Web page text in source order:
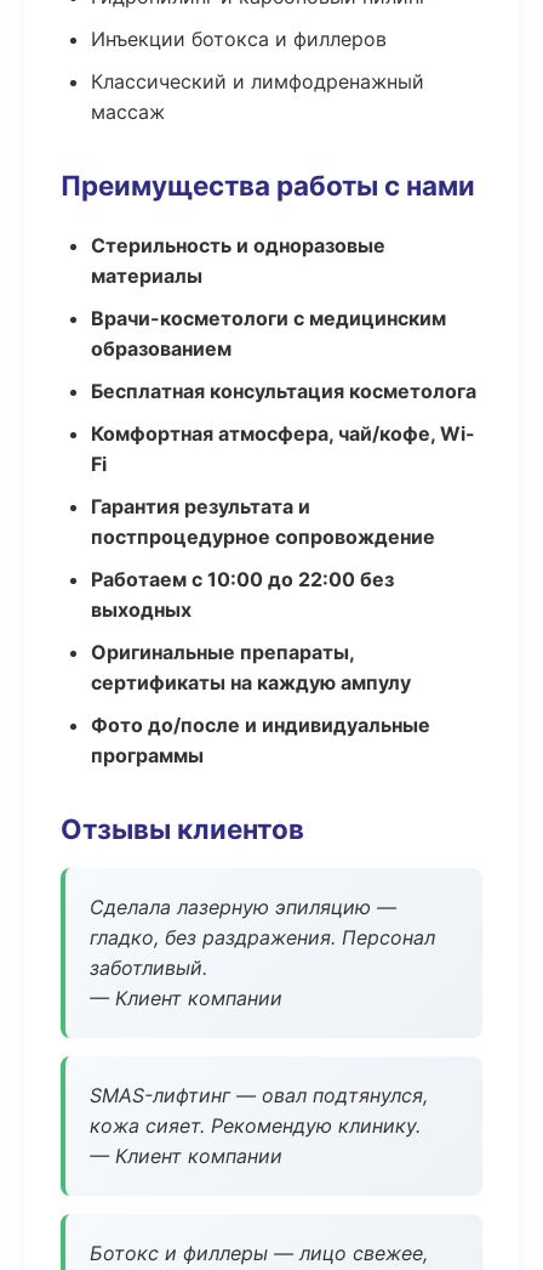
Инъекции ботокса и филлеров
Классический и лимфодренажный
массаж
Преимущества работы с нами
Стерильность и одноразовые
материалы
Врачи-косметологи с медицинским
образованием
Бесплатная консультация косметолога
Комфортная атмосфера, чай/кофе, Wi-
Fi
Гарантия результата и
постпроцедурное сопровождение
Работаем с 10:00 до 22:00 без
выходных
Оригинальные препараты,
сертификаты на каждую ампулу
Фото до/после и индивидуальные
программы
Отзывы клиентов
Сделала лазерную эпиляцию —
гладко, без раздражения. Персонал
заботливый.
— Клиент компании
SMAS-лифтинг — овал подтянулся,
кожа сияет. Рекомендую клинику.
— Клиент компании
Ботокс и филлеры — лицо свежее,